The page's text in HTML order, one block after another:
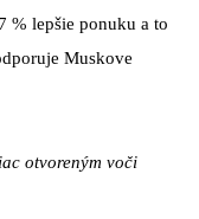
% lepšie ponuku a to
Muskove
otvoreným voči